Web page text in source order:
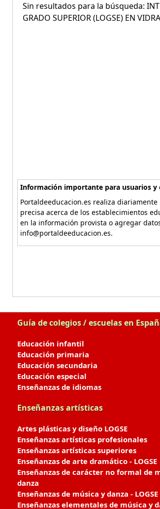
Sin resultados para la búsqueda:
GRADO SUPERIOR (LOGSE) EN
Información importante para usuarios y
Portaldeeducacion.es realiza
precisa acerca de los establecimientos
en la información provista o agregar
info@portaldeeducacion.es.
Guía de colegios / escuelas en
Educación infantil
Educación primaria
Educación secundaria
Educación especial
Enseñanzas de idiomas
Enseñanzas artísticas
Artes plásticas y diseño LOGSE
Enseñanzas artísticas profesionales
Enseñanzas artísticas superiores
Enseñanzas de arte dramático - LOGSE
Enseñanzas de carácter no formal de
danza
Enseñanzas de música y danza - LOGSE
Enseñanzas elementales de música y